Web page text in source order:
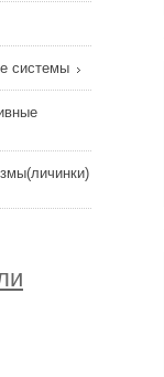
системы